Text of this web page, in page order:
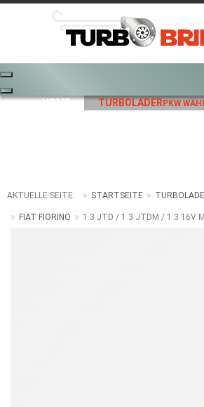
HOME TURBOLADERPKW
AKTUELLE SEITE: STARTSEITE
FIAT FIORINO 1.3 JTD / 1.3 JTDM / 1.3 16V